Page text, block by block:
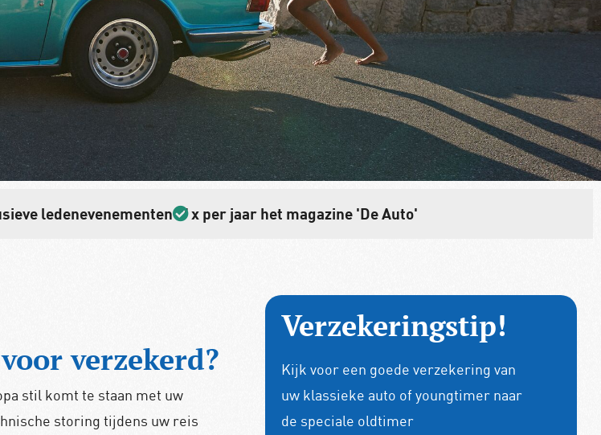
ledenevenementen 7 x per jaar het magazine 'De Auto'
verzekerd?
stil komt te staan met uw
storing tijdens uw reis
Verzekeringstip!
Kijk voor een goede verzekering van
uw klassieke auto of youngtimer naar
de speciale oldtimer